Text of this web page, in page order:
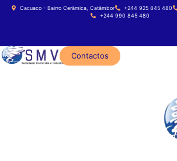
Cacuaco - Bairro Cerâmica, Catâmbor +244 925 845 480
+244 990 845 480
Contactos